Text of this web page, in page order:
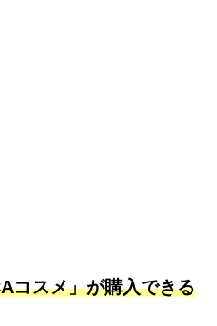
コスメ」が購入できる